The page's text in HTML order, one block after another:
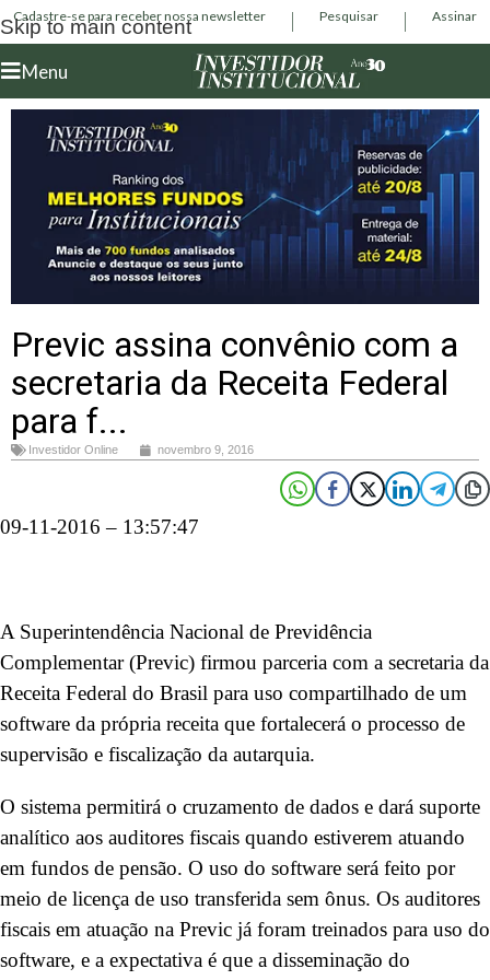
Skip to main content
Cadastre-se para receber nossa newsletter Pesquisar Assinar
Menu
Previc assina convênio com a
secretaria da Receita Federal
para f...
Investidor Online novembro 9, 2016
09-11-2016 – 13:57:47
A Superintendência Nacional de Previdência
Complementar (Previc) firmou parceria com a secretaria da
Receita Federal do Brasil para uso compartilhado de um
software da própria receita que fortalecerá o processo de
supervisão e fiscalização da autarquia.
O sistema permitirá o cruzamento de dados e dará suporte
analítico aos auditores fiscais quando estiverem atuando
em fundos de pensão. O uso do software será feito por
meio de licença de uso transferida sem ônus. Os auditores
fiscais em atuação na Previc já foram treinados para uso do
software, e a expectativa é que a disseminação do